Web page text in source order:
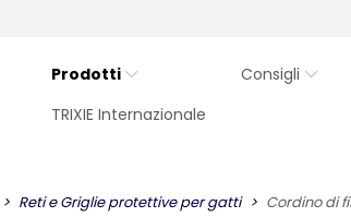
Prodotti Consigli
TRIXIE Internazionale
Reti e Griglie protettive per gatti Cordino di